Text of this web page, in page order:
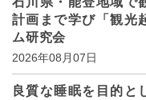
計画まで学び「観
ム研究会
2026年08月07日
良質な睡眠を目的と